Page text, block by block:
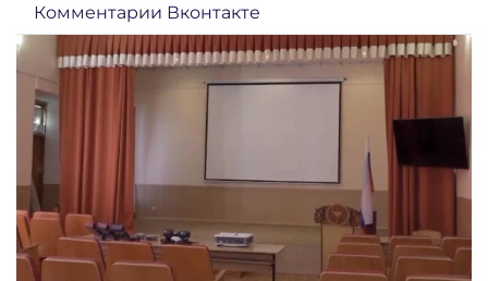
Комментарии Вконтакте